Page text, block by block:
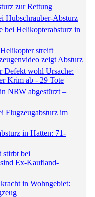
zur Rettung
Hubschrauber-Absturz
bei Helikopterabsturz in
streift
zeigt Absturz
Defekt wohl Ursache:
Krim ab - 29 Tote
NRW abgestürzt –
Flugzeugabsturz im
in Hatten: 71-
stirbt bei
Ex-Kaufland-
in Wohngebiet: